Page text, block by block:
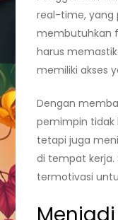
real-time, yang
membutuhkan
harus
memiliki akses
Dengan
pemimpin tidak
tetapi juga
di tempat kerja.
termotivasi